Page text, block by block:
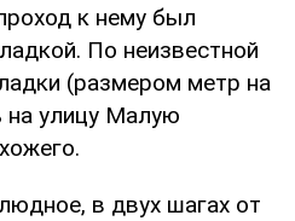
к нему был
По неизвестной
(размером метр на
на улицу Малую
в двух шагах от